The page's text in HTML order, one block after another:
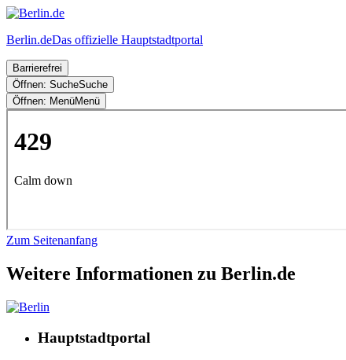
Berlin.deDas offizielle Hauptstadtportal
Barrierefrei
Öffnen: SucheSuche
Öffnen: MenüMenü
Zum Seitenanfang
Weitere Informationen zu Berlin.de
Hauptstadtportal